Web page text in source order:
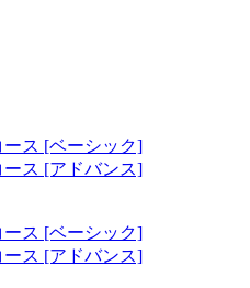
ース [ベーシック]
ース [アドバンス]
ース [ベーシック]
ース [アドバンス]